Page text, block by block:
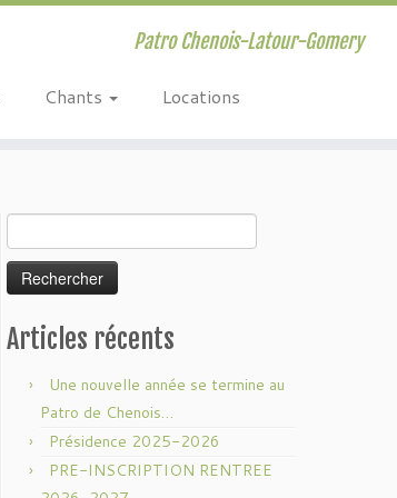
Patro Chenois-Latour-Gomery
Chants Locations
Articles récents
Une nouvelle année se termine au
Patro de Chenois…
Présidence 2025-2026
PRE-INSCRIPTION RENTREE